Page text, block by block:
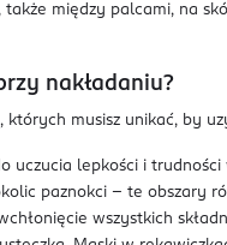
między palcami, na
nakładaniu?
musisz unikać, by
uczucia lepkości i
paznokci – te obszary
wszystkich